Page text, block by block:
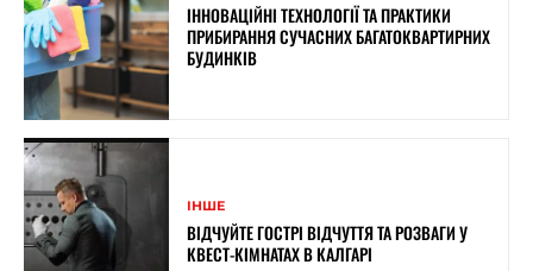
ІННОВАЦІЙНІ ТЕХНОЛОГІЇ ТА ПРАКТИКИ
ПРИБИРАННЯ СУЧАСНИХ БАГАТОКВАРТИРНИХ
БУДИНКІВ
ІНШЕ
ВІДЧУЙТЕ ГОСТРІ ВІДЧУТТЯ ТА РОЗВАГИ У
КВЕСТ-КІМНАТАХ В КАЛГАРІ